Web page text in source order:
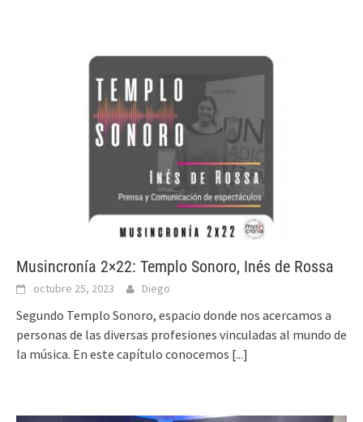
Musincronía 2×22: Templo Sonoro, Inés de Rossa
octubre 25, 2023 Diego
Segundo Templo Sonoro, espacio donde nos acercamos a
personas de las diversas profesiones vinculadas al mundo de
la música. En este capítulo conocemos [...]